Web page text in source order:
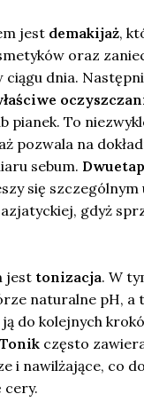
jest demakijaż,
oraz
dnia.
pianek. To
pozwala na
sebum.
się szczególnym
gdyż
jest tonizacja. W
naturalne pH, a
do kolejnych
Tonik często
i nawilżające, co
cery.